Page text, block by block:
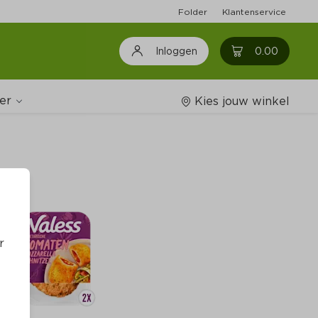
Folder Klantenservice
Inloggen 0.00 0
Kies jouw winkel